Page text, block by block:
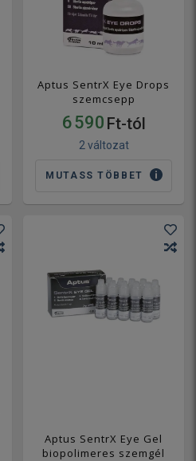
Aptus SentrX Eye Drops
szemcsepp
6 590 Ft-tól
2 változat
MUTASS TÖBBET
Aptus SentrX Eye Gel
biopolimeres szemgél